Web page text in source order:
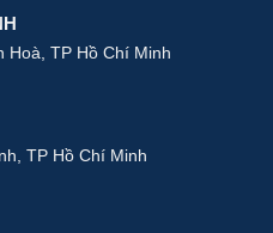
TP Hồ Chí Minh
TP Hồ Chí Minh